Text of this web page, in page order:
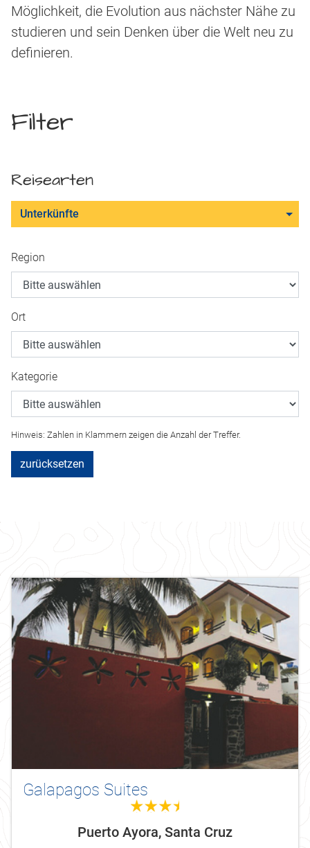
Möglichkeit, die Evolution aus nächster Nähe zu
studieren und sein Denken über die Welt neu zu
definieren.
Filter
Reisearten
Unterkünfte
Region
Ort
Kategorie
Hinweis: Zahlen in Klammern zeigen die Anzahl der Treffer.
zurücksetzen
Galapagos Suites
3.5
Puerto Ayora, Santa Cruz